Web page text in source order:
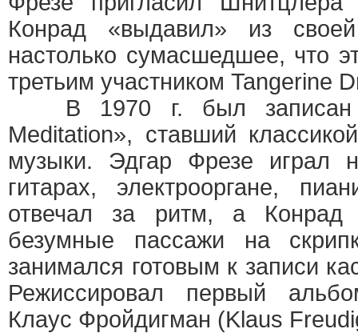
Конрад «выдавил» из
настолько сумасшедшее, что
третьим участником Tangerine
В 1970 г. был записан
Meditation», ставший
музыки. Эдгар Фрезе играл
гитарах, электрооргане,
отвечал за ритм, а Конрад
безумные пассажи на
занимался готовым к записи
Режиссировал первый
Клаус Фройдигман (Klaus